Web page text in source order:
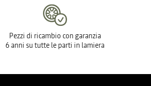
Pezzi di ricambio con garanzia
6 anni su tutte le parti in lamiera